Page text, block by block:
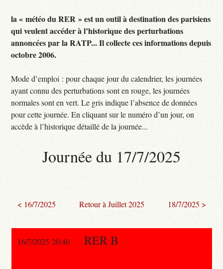
la « météo du RER » est un outil à destination des parisiens
qui veulent accéder à l’historique des perturbations
annoncées par la RATP... Il collecte ces informations depuis
octobre 2006.
Mode d’emploi : pour chaque jour du calendrier, les journées
ayant connu des perturbations sont en rouge, les journées
normales sont en vert. Le gris indique l’absence de données
pour cette journée. En cliquant sur le numéro d’un jour, on
accède à l’historique détaillé de la journée...
Journée du 17/7/2025
< 16/7/2025 Retour à Juillet 2025 18/7/2025 >
16/7/2025 20:40 RER B